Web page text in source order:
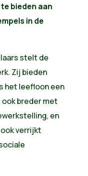
bieden aan
in de
stelt de
Zij bieden
het leefloon een
breder met
en
verrijkt